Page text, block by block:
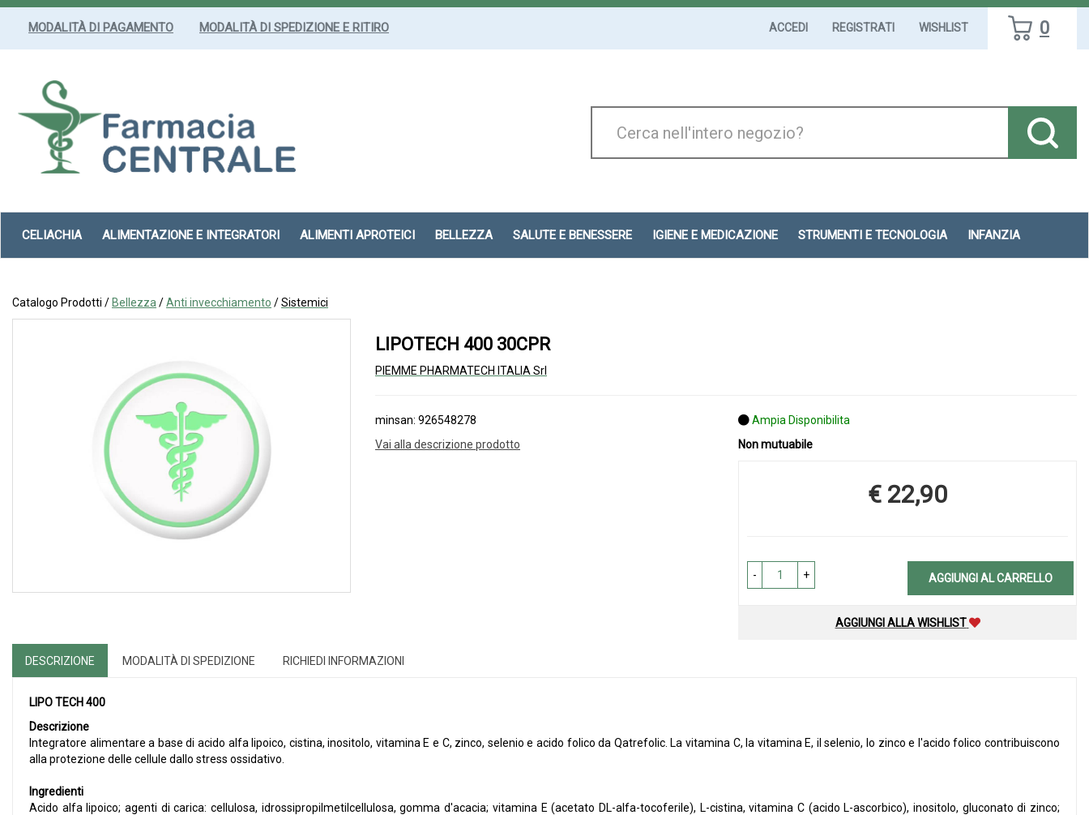
Passa
MODALITÀ DI PAGAMENTO MODALITÀ DI SPEDIZIONE E RITIRO ACCEDI REGISTRATI WISHLIST 0
Prodotto
CELIACHIA ALIMENTAZIONE E INTEGRATORI ALIMENTI APROTEICI BELLEZZA SALUTE E BENESSERE IGIENE E MEDICAZIONE STRUMENTI E TECNOLOGIA INFANZIA
Catalogo Prodotti / Bellezza /Anti invecchiamento /Sistemici
LIPOTECH 400 30CPR
PIEMME PHARMATECH ITALIA Srl
minsan: 926548278
Vai alla descrizione prodotto
Ampia Disponibilita
Non mutuabile
Prezzo
€ 22,90
- + AGGIUNGI AL CARRELLO
AGGIUNGI ALLA WISHLIST
DESCRIZIONE MODALITÀ DI SPEDIZIONE RICHIEDI INFORMAZIONI
LIPO TECH 400
Descrizione
Integratore alimentare a base di acido alfa lipoico, cistina, inositolo, vitamina E e C, zinco, selenio e acido folico da Qatrefolic. La vitamina C, la vitamina E, il selenio, lo zinco e l'acido folico contribuiscono
alla protezione delle cellule dallo stress ossidativo.
Ingredienti
Acido alfa lipoico; agenti di carica: cellulosa, idrossipropilmetilcellulosa, gomma d'acacia; vitamina E (acetato DL-alfa-tocoferile), L-cistina, vitamina C (acido L-ascorbico), inositolo, gluconato di zinco;